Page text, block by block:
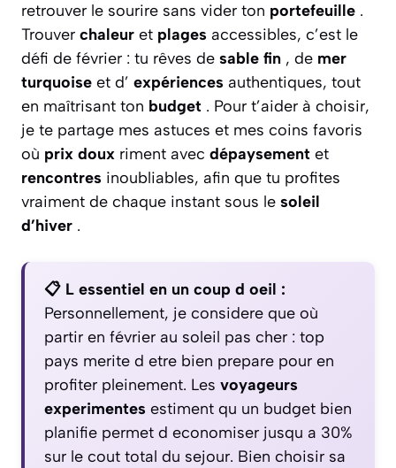
retrouver le sourire sans vider ton portefeuille .
Trouver chaleur et plages accessibles, c’est le
défi de février : tu rêves de sable fin , de mer
turquoise et d’ expériences authentiques, tout
en maîtrisant ton budget . Pour t’aider à choisir,
je te partage mes astuces et mes coins favoris
où prix doux riment avec dépaysement et
rencontres inoubliables, afin que tu profites
vraiment de chaque instant sous le soleil
d’hiver .
📋 L essentiel en un coup d oeil :
Personnellement, je considere que où
partir en février au soleil pas cher : top
pays merite d etre bien prepare pour en
profiter pleinement. Les voyageurs
experimentes estiment qu un budget bien
planifie permet d economiser jusqu a 30%
sur le cout total du sejour. Bien choisir sa